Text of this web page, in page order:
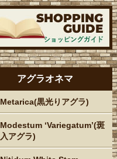
アグラオネマ
Metarica(黒光りアグラ)
Modestum ‘Variegatum’(斑
入アグラ)